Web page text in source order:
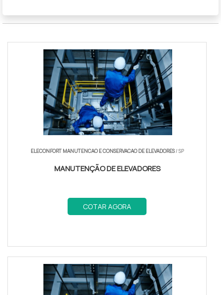
ELECONFORT MANUTENCAO E CONSERVACAO DE ELEVADORES/ SP
MANUTENÇÃO DE ELEVADORES
COTAR AGORA